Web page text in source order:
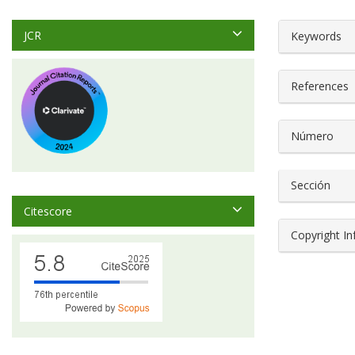
Keywords
References
Número
Sección
Copyright
JCR
Citescore